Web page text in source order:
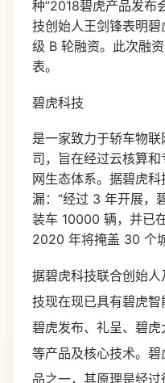
种”2018碧虎产品发布
技创始人王剑锋表明
级 B 轮融资。此次融
表。
碧虎科技
是一家致力于轿车物
司，旨在经过云核算
网生态体系。据碧虎
漏：“经过 3 年开展，
装车 10000 辆，并已
2020 年将掩盖 30 个
据碧虎科技联合创始
技现在现已具有碧虎智
碧虎发布、礼呈、碧
等产品及核心技术。
品之一，其原理是经